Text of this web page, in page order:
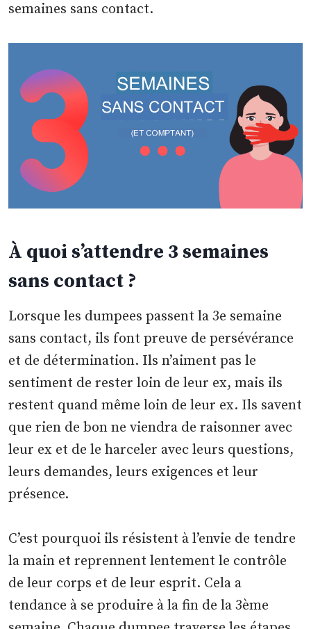
semaines sans contact.
À quoi s’attendre 3 semaines
sans contact ?
Lorsque les dumpees passent la 3e semaine
sans contact, ils font preuve de persévérance
et de détermination. Ils n’aiment pas le
sentiment de rester loin de leur ex, mais ils
restent quand même loin de leur ex. Ils savent
que rien de bon ne viendra de raisonner avec
leur ex et de le harceler avec leurs questions,
leurs demandes, leurs exigences et leur
présence.
C’est pourquoi ils résistent à l’envie de tendre
la main et reprennent lentement le contrôle
de leur corps et de leur esprit. Cela a
tendance à se produire à la fin de la 3ème